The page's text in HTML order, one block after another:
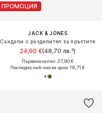
ПРОМОЦИЯ
JACK & JONES
Сандали с разделител за пръстите
24,90 €(48,70 лв.³)
Първоначално: 27,90 €
Последна най-ниска цена:19,71 €